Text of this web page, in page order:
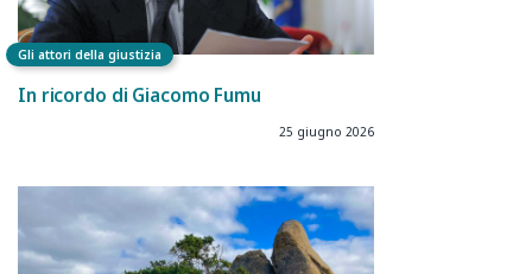
Gli attori della giustizia
In ricordo di Giacomo Fumu
25 giugno 2026